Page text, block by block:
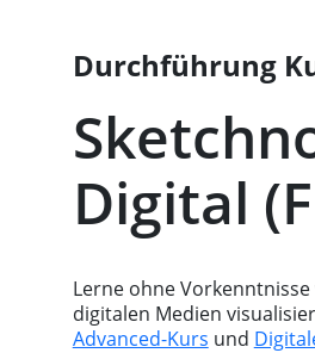
Durchführung
Digital
Lerne ohne
digitalen Medien
Advanced-Kurs und